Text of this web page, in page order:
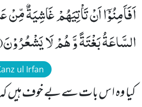
اَفَاَمِنُوْۤا اَنْ تَاْتِیَهُمْ غَاشِیَةٌ مِّنْ
السَّاعَةُ بَغْتَةً وَّ هُمْ لَا یَشْعُرُوْنَ(107)
ul Irfan
کیا وہ اس بات سے بے خوف ہیں